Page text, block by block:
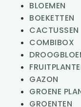
BLOEMEN
BOEKETTEN
CACTUSSEN
COMBIBOX
GAZON
GROENE
GROENTEN